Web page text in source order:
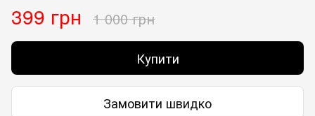
399 грн 1 000 грн
Купити
Замовити швидко